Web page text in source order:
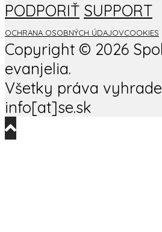
PODPORIŤ SUPPORT
OCHRANA OSOBNÝCH ÚDAJOVCOOKIES
Copyright © 2026
evanjelia.
Všetky práva
info[at]se.sk